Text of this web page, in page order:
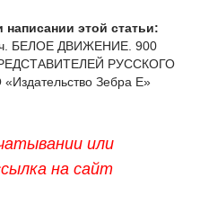
этой статьи:
БЕЛОЕ ДВИЖЕНИЕ. 900
РУССКОГО
Зебра Е»
или
на сайт